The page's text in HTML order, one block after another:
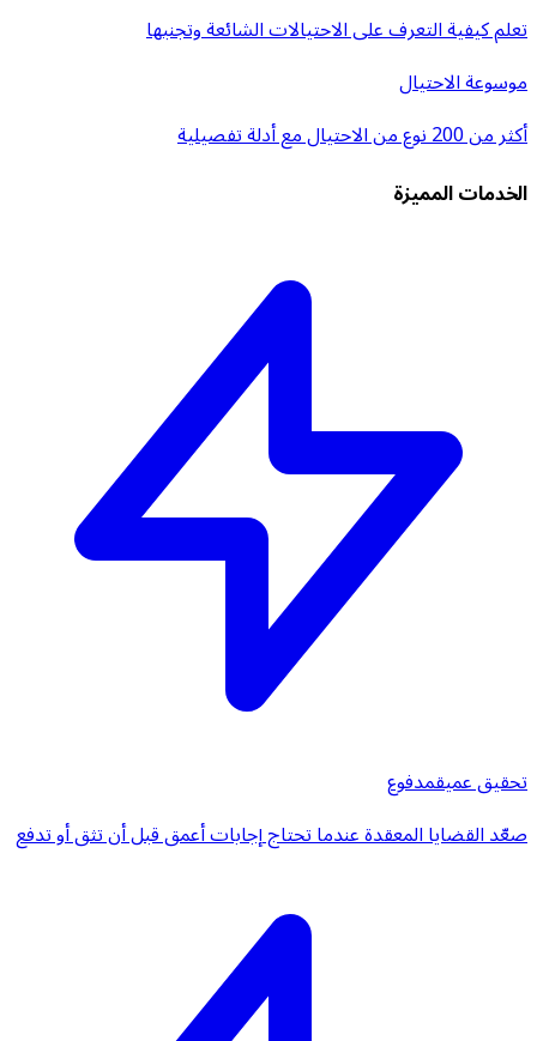
تعلم كيفية التعرف على الاحتيالات الشائعة وتجنبها
موسوعة الاحتيال
أكثر من 200 نوع من الاحتيال مع أدلة تفصيلية
الخدمات المميزة
تحقيق عميقمدفوع
صعّد القضايا المعقدة عندما تحتاج إجابات أعمق قبل أن تثق أو تدفع